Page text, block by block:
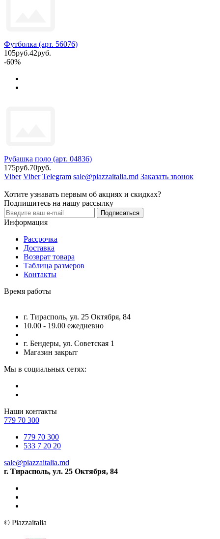
Футболка (арт. 56076)
105руб.42руб.
-60%
Рубашка поло (арт. 04836)
175руб.70руб.
Viber Viber Telegram sale@piazzaitalia.md Заказать звонок
Хотите узнавать первым об акциях и скидках?
Подпишитесь на нашу рассылку
Подписаться
Информация
Рассрочка
Доставка
Возврат товара
Таблица размеров
Контакты
Время работы
г. Тирасполь, ул. 25 Октября, 84
10.00 - 19.00 ежедневно
г. Бендеры, ул. Советская 1
Магазин закрыт
Мы в социальных сетях:
Наши контакты
779 70 300
779 70 300
533 7 20 20
sale@piazzaitalia.md
г. Тирасполь, ул. 25 Октября, 84
© Piazzaitalia